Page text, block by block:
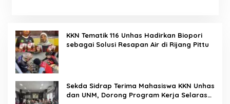
KKN Tematik 116 Unhas Hadirkan Biopori
sebagai Solusi Resapan Air di Rijang Pittu
Sekda Sidrap Terima Mahasiswa KKN Unhas
dan UNM, Dorong Program Kerja Selaras